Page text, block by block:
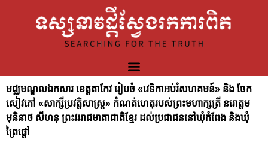
មជ្ឈមណ្ឌលឯកសារ ខេត្តតាកែវ រៀបចំ «វេទិកាអប់រំសហគមន៍» និង ចែក
សៀវភៅ «សាក្សីប្រវត្តិសាស្រ្ត» កំណត់ហេតុរបស់ព្រះមហាក្សត្រី នរោត្តម
មុនិនាថ សីហនុ ព្រះវររាជមាតាជាតិខ្មែរ ដល់ប្រជាជននៅឃុំកំពែង និងឃុំ
ព្រៃផ្តៅ